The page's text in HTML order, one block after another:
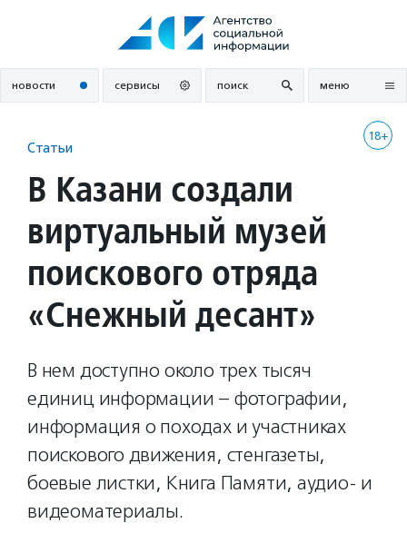
новости сервисы поиск меню
18+
Статьи
В Казани создали
виртуальный музей
поискового отряда
«Снежный десант»
В нем доступно около трех тысяч
единиц информации – фотографии,
информация о походах и участниках
поискового движения, стенгазеты,
боевые листки, Книга Памяти, аудио- и
видеоматериалы.